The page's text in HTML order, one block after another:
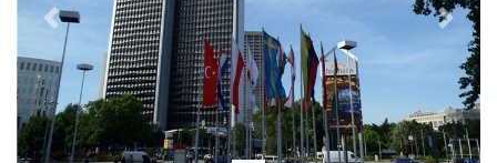
Zurück